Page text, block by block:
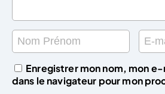
Enregistrer mon nom, mon
dans le navigateur pour mon